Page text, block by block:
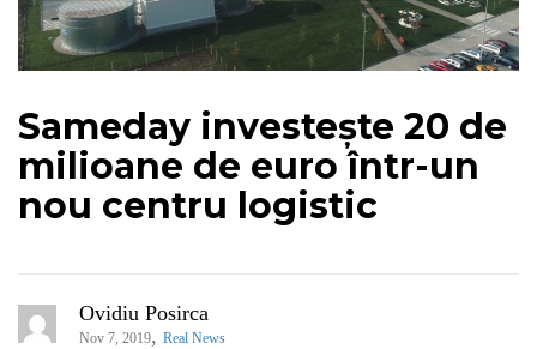
Sameday investește 20 de
milioane de euro într-un
nou centru logistic
Ovidiu Posirca
Nov 7, 2019, Real News